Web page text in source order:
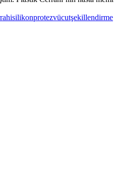
silikonprotezvücutşekillendirme